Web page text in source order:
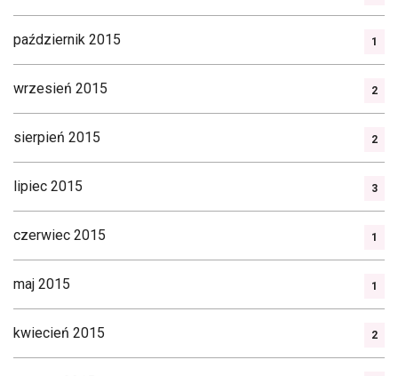
październik 2015 1
wrzesień 2015 2
sierpień 2015 2
lipiec 2015 3
czerwiec 2015 1
maj 2015 1
kwiecień 2015 2